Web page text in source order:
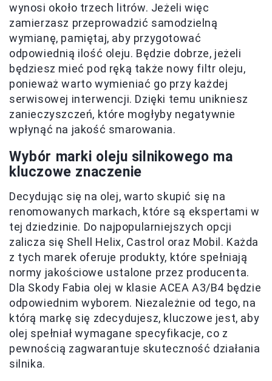
wynosi około trzech litrów. Jeżeli więc
zamierzasz przeprowadzić samodzielną
wymianę, pamiętaj, aby przygotować
odpowiednią ilość oleju. Będzie dobrze, jeżeli
będziesz mieć pod ręką także nowy filtr oleju,
ponieważ warto wymieniać go przy każdej
serwisowej interwencji. Dzięki temu unikniesz
zanieczyszczeń, które mogłyby negatywnie
wpłynąć na jakość smarowania.
Wybór marki oleju silnikowego ma
kluczowe znaczenie
Decydując się na olej, warto skupić się na
renomowanych markach, które są ekspertami w
tej dziedzinie. Do najpopularniejszych opcji
zalicza się Shell Helix, Castrol oraz Mobil. Każda
z tych marek oferuje produkty, które spełniają
normy jakościowe ustalone przez producenta.
Dla Skody Fabia olej w klasie ACEA A3/B4 będzie
odpowiednim wyborem. Niezależnie od tego, na
którą markę się zdecydujesz, kluczowe jest, aby
olej spełniał wymagane specyfikacje, co z
pewnością zagwarantuje skuteczność działania
silnika.